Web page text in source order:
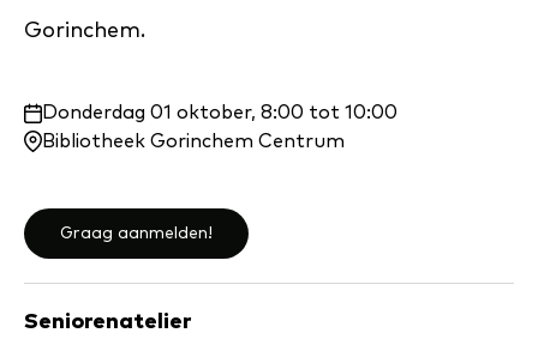
Gorinchem.
Waar
en
Donderdag 01 oktober, 8:00 tot 10:00
Bibliotheek Gorinchem Centrum
Graag aanmelden!
Seniorenatelier